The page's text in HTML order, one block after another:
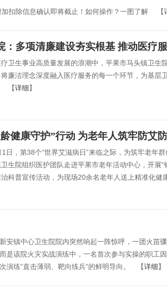
加扣除信息确认即将截止！如何操作？一图了解 【
：多项清廉建设夯实根基 推动医疗
卫生事业高质量发展的浪潮中，平果市马头镇卫生
廉洁理念深度融入医疗服务的每一个环节，为基层
【详细】
健康守护”行动 为老年人筑牢防艾
1日，第38个“世界艾滋病日”来临之际，为筑牢老年
生院组织医护团队走进平果市老年活动中心，开展“
科普宣传活动，为现场20余名老年人送上精准化
安镇中心卫生院院内突然响起一阵惊呼，一团火苗
是该院火灾实战演练中，一名首次参与实操的职工
演练“直击薄弱、靶向练兵”的鲜明导向。 【详细】